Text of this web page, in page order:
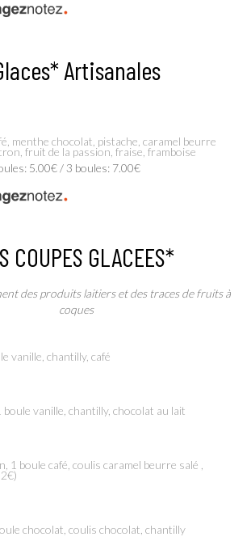
Artisanales
fruit de la passion, fraise, framboise
5.00€ / 3 boules: 7.00€
COUPES GLACEES*
des produits laitiers et des traces de fruits à
coques
vanille, chantilly, café
boule vanille, chantilly, chocolat au lait
chocolat, coulis chocolat, chantilly